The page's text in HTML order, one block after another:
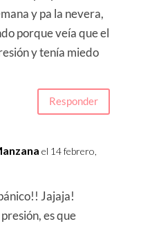
y pa la nevera,
porque veía que el
y tenía miedo
Responder
el 14 febrero,
Jajaja!
es que